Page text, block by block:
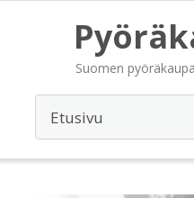
Suomen